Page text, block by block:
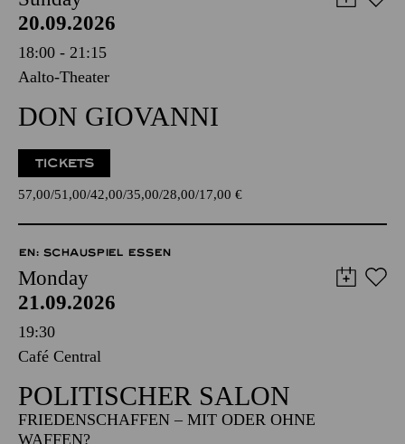
20.09.2026
18:00 - 21:15
Aalto-Theater
DON GIOVANNI
TICKETS
57,00 51,00 42,00 35,00 28,00 17,00 €
EN: SCHAUSPIEL ESSEN
Monday
21.09.2026
19:30
Café Central
POLITISCHER SALON
FRIEDENSCHAFFEN – MIT ODER OHNE
WAFFEN?